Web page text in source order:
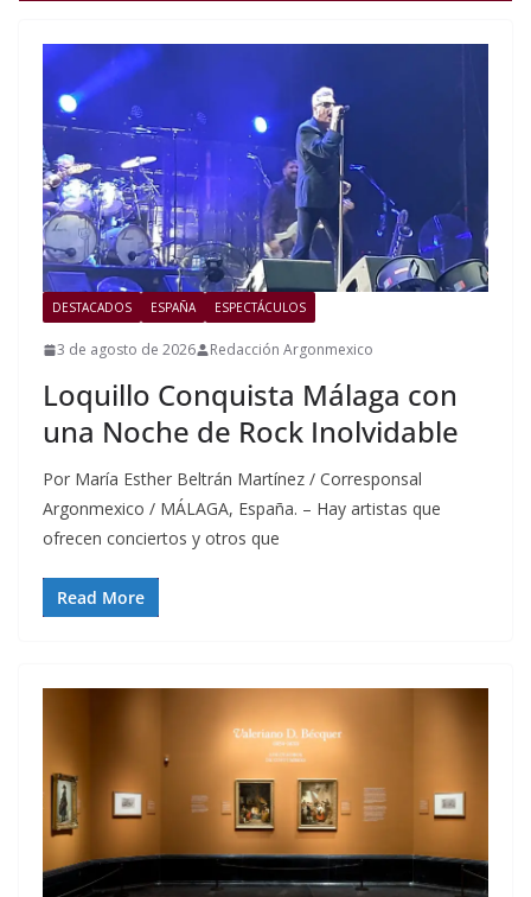
DESTACADOS ESPAÑA ESPECTÁCULOS
3 de agosto de 2026 Redacción Argonmexico
Loquillo Conquista Málaga con
una Noche de Rock Inolvidable
Por María Esther Beltrán Martínez / Corresponsal
Argonmexico / MÁLAGA, España. – Hay artistas que
ofrecen conciertos y otros que
Read More